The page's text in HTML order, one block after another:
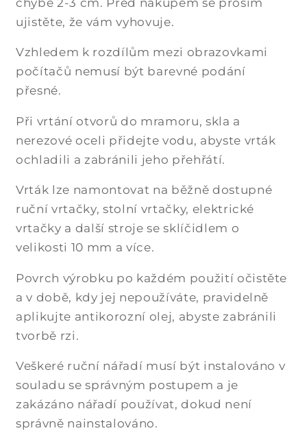
ujistěte, že vám vyhovuje.
Vzhledem k rozdílům mezi obrazovkami
počítačů nemusí být barevné podání
přesné.
Při vrtání otvorů do mramoru, skla a
nerezové oceli přidejte vodu, abyste vrták
ochladili a zabránili jeho přehřátí.
Vrták lze namontovat na běžně dostupné
ruční vrtačky, stolní vrtačky, elektrické
vrtačky a další stroje se sklíčidlem o
velikosti 10 mm a více.
Povrch výrobku po každém použití očistěte
a v době, kdy jej nepoužíváte, pravidelně
aplikujte antikorozní olej, abyste zabránili
tvorbě rzi.
Veškeré ruční nářadí musí být instalováno v
souladu se správným postupem a je
zakázáno nářadí používat, dokud není
správně nainstalováno.